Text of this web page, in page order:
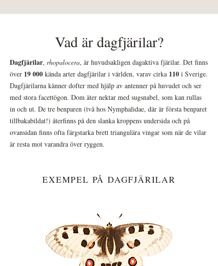
Vad är dagfjärilar?
Dagfjärilar, rhopalocera, är huvudsakligen dagaktiva fjärilar. Det finns
över 19 000 kända arter dagfjärilar i världen, varav cirka 110 i Sverige.
Dagfjärilarna känner dofter med hjälp av antenner på huvudet och ser
med stora facettögon. Dom äter nektar med sugsnabel, som kan rullas
in och ut. De tre benparen (två hos Nymphalidae, där är första benparet
tillbakabildat!) återfinns på den slanka kroppens undersida och på
ovansidan finns ofta färgstarka brett triangulära vingar som när de vilar
är resta mot varandra över ryggen.
EXEMPEL PÅ DAGFJÄRILAR